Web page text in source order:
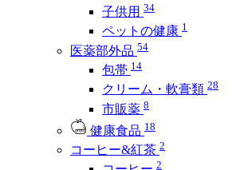
子供用 34
ペットの健康 1
医薬部外品 54
包帯 14
クリーム・軟膏類 28
市販薬 8
健康食品 18
コーヒー&紅茶 2
2